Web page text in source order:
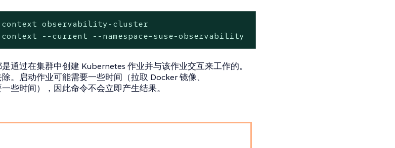
observability-cluster
--current --namespace=suse-observability
通过在集群中创建 Kubernetes 作业并与该作业交互来工作的。
。启动作业可能需要一些时间（拉取 Docker 镜像、
些时间），因此命令不会立即产生结果。